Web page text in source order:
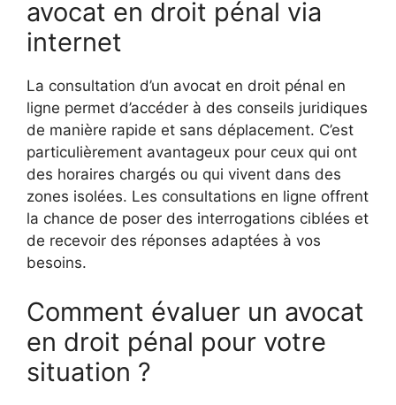
avocat en droit pénal via
internet
La consultation d’un avocat en droit pénal en
ligne permet d’accéder à des conseils juridiques
de manière rapide et sans déplacement. C’est
particulièrement avantageux pour ceux qui ont
des horaires chargés ou qui vivent dans des
zones isolées. Les consultations en ligne offrent
la chance de poser des interrogations ciblées et
de recevoir des réponses adaptées à vos
besoins.
Comment évaluer un avocat
en droit pénal pour votre
situation ?